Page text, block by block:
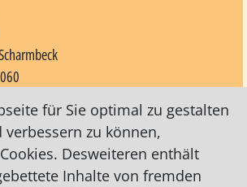
für Sie optimal zu gestalten
zu können,
Desweiteren enthält
Inhalte von fremden